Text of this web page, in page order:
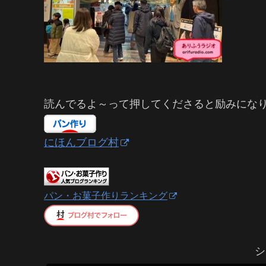
読んでるよ～って押してくださると励みにな
にほんブログ村
パン・お菓子作りランキング